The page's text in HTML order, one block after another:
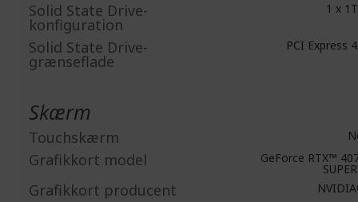
Solid State Drive-
konfiguration
1 x
Solid State Drive-
grænseflade
PCI Express
Skærm
Touchskærm
Grafikkort model GeForce RTX™
Grafikkort producent